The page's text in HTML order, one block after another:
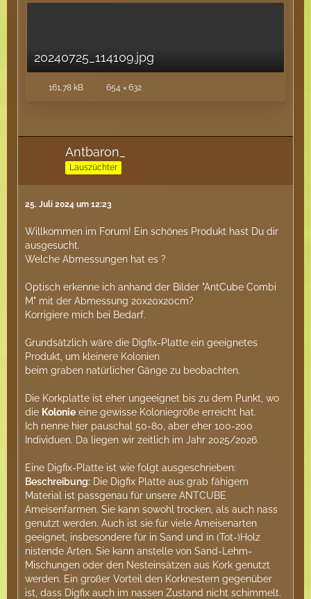
20240725_114109.jpg
161,78 kB 654 × 632
Antbaron_
Lauszüchter
25. Juli 2024 um 12:23
Willkommen im Forum! Ein schönes Produkt hast Du dir
ausgesucht.
Welche Abmessungen hat es ?
Optisch erkenne ich anhand der Bilder "AntCube Combi
M" mit der Abmessung 20x20x20cm?
Korrigiere mich bei Bedarf.
Grundsätzlich wäre die Digfix-Platte ein geeignetes
Produkt, um kleinere Kolonien
beim graben natürlicher Gänge zu beobachten.
Die Korkplatte ist eher ungeeignet bis zu dem Punkt, wo
die Kolonie eine gewisse Koloniegröße erreicht hat.
Ich nenne hier pauschal 50-80, aber eher 100-200
Individuen. Da liegen wir zeitlich im Jahr 2025/2026.
Eine Digfix-Platte ist wie folgt ausgeschrieben:
Beschreibung: Die Digfix Platte aus grab fähigem
Material ist passgenau für unsere ANTCUBE
Ameisenfarmen. Sie kann sowohl trocken, als auch nass
genutzt werden. Auch ist sie für viele Ameisenarten
geeignet, insbesondere für in Sand und in (Tot-)Holz
nistende Arten. Sie kann anstelle von Sand-Lehm-
Mischungen oder den Nesteinsätzen aus Kork genutzt
werden. Ein großer Vorteil den Korknestern gegenüber
ist, dass Digfix auch im nassen Zustand nicht schimmelt.